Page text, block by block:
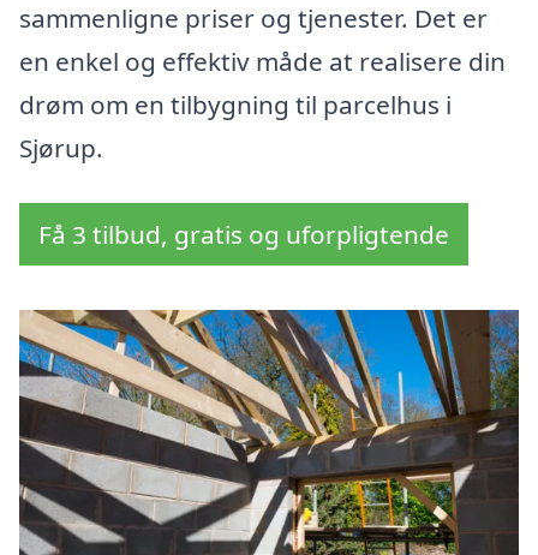
sammenligne priser og tjenester. Det er
en enkel og effektiv måde at realisere din
drøm om en tilbygning til parcelhus i
Sjørup.
Få 3 tilbud, gratis og uforpligtende